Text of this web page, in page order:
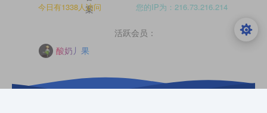
今日有1338人访问
您的IP为：216.73.216.214
活跃会员：
酸奶丿果